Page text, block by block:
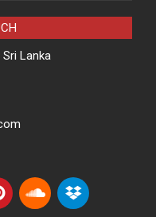
Lanka